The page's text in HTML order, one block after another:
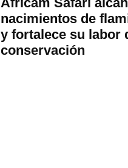
nacimientos de
y fortalece su labor
conservación